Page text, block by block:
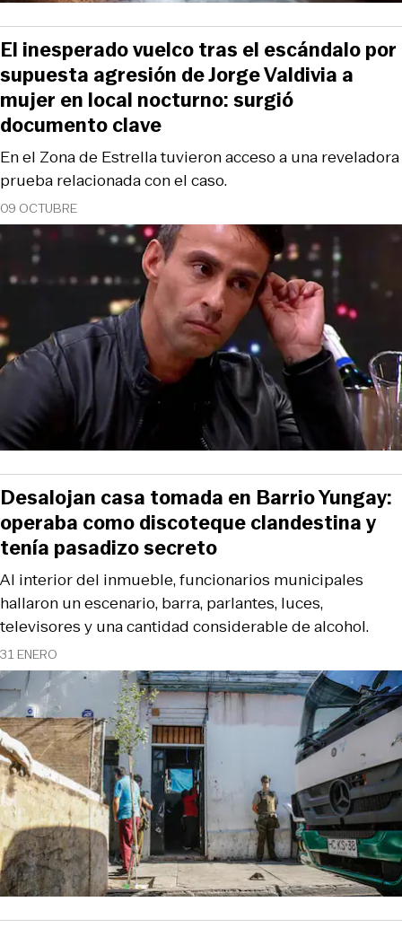
09 OCTUBRE
En el Zona de Estrella tuvieron acceso a una reveladora
prueba relacionada con el caso.
El inesperado vuelco tras el escándalo por
supuesta agresión de Jorge Valdivia a
mujer en local nocturno: surgió
documento clave
31 ENERO
Al interior del inmueble, funcionarios municipales
hallaron un escenario, barra, parlantes, luces,
televisores y una cantidad considerable de alcohol.
Desalojan casa tomada en Barrio Yungay:
operaba como discoteque clandestina y
tenía pasadizo secreto